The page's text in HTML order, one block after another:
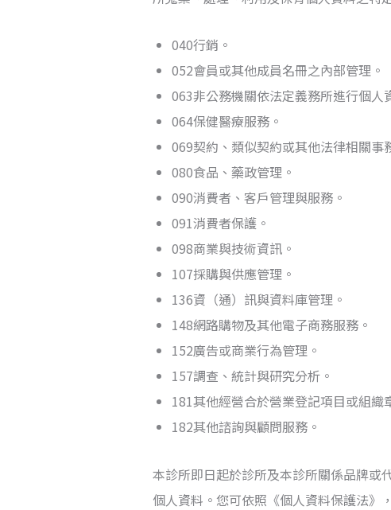
040行銷。
052會員或其他成員名冊之內部管理。
063非公務機關依法定義務所進行個人
064保健醫療服務。
069契約、類似契約或其他法律相關事
080食品、藥政管理。
090消費者、客戶管理與服務。
091消費者保護。
098商業與技術資訊。
107採購與供應管理。
136資（通）訊與資料庫管理。
148網路購物及其他電子商務服務。
152廣告或商業行為管理。
157調查、統計與研究分析。
181其他經營合於營業登記項目或組織
182其他諮詢與顧問服務。
本診所即日起於診所及本診所關係品牌或
個人資料。您可依照《個人資料保護法》